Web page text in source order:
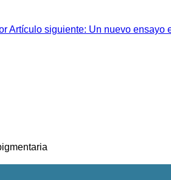
Artículo siguiente: Un nuevo ensayo